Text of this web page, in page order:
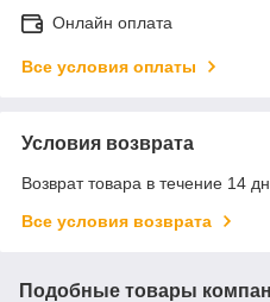
Онлайн оплата
Все условия оплаты
Условия возврата
Возврат товара в течение 14
Все условия возврата
Подобные товары